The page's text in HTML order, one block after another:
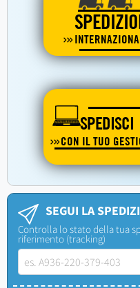
SPEDISCI
CON IL TUO
SEGUI LA
Controlla lo stato della tua
riferimento (tracking)